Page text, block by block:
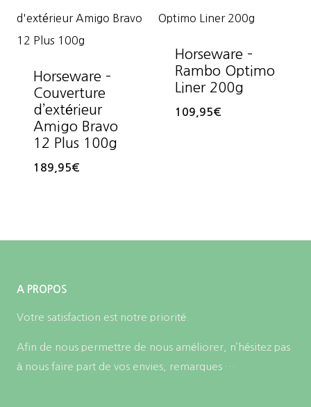
Horseware –
Couverture
d’extérieur
Amigo Bravo
12 Plus 100g
189,95€
Horseware –
Rambo Optimo
Liner 200g
109,95€
A PROPOS
Votre satisfaction est notre priorité.
Afin de nous permettre de nous améliorer, n’hésitez pas
à nous faire part de vos envies, remarques …